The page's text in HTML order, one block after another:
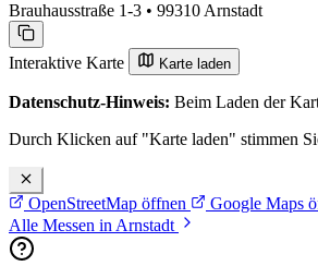
Brauhausstraße 1-3 • 99310 Arnstadt
Interaktive Karte Karte laden
Datenschutz-Hinweis: Beim Laden der
Durch Klicken auf "Karte laden" stimmen
OpenStreetMap öffnen
Google Maps
Alle Messen in Arnstadt